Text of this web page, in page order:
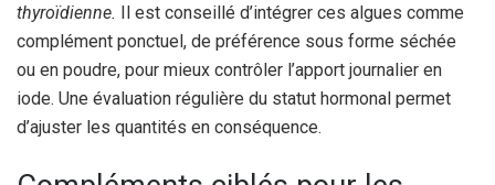
thyroïdienne. Il est conseillé d’intégrer ces algues comme
complément ponctuel, de préférence sous forme séchée
ou en poudre, pour mieux contrôler l’apport journalier en
iode. Une évaluation régulière du statut hormonal permet
d’ajuster les quantités en conséquence.